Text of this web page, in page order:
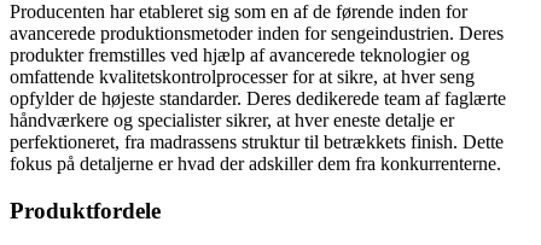
Producenten har etableret sig som en af de førende inden for
avancerede produktionsmetoder inden for sengeindustrien. Deres
produkter fremstilles ved hjælp af avancerede teknologier og
omfattende kvalitetskontrolprocesser for at sikre, at hver seng
opfylder de højeste standarder. Deres dedikerede team af faglærte
håndværkere og specialister sikrer, at hver eneste detalje er
perfektioneret, fra madrassens struktur til betrækkets finish. Dette
fokus på detaljerne er hvad der adskiller dem fra konkurrenterne.
Produktfordele